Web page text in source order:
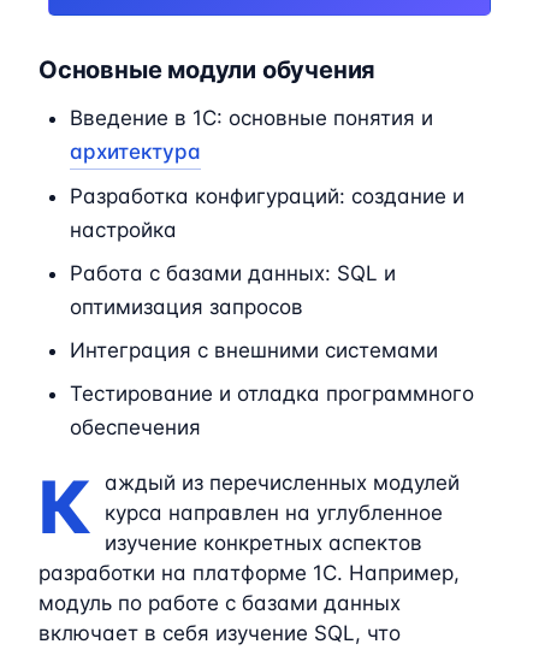
Основные модули обучения
Введение в 1C: основные понятия и
архитектура
Разработка конфигураций: создание и
настройка
Работа с базами данных: SQL и
оптимизация запросов
Интеграция с внешними системами
Тестирование и отладка программного
обеспечения
К
аждый из перечисленных модулей
курса направлен на углубленное
изучение конкретных аспектов
разработки на платформе 1C. Например,
модуль по работе с базами данных
включает в себя изучение SQL, что